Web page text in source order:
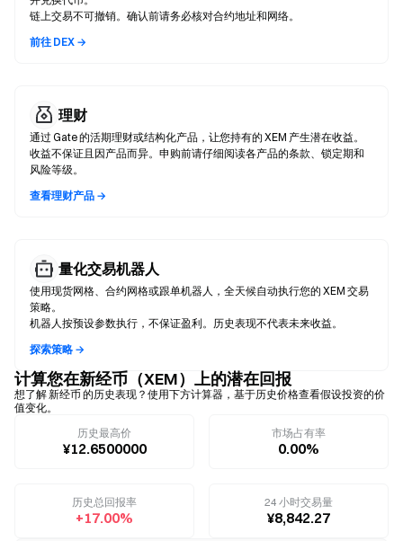
链上交易不可撤销。确认前请务必核对合约地址和网络。
前往 DEX →
理财
通过 Gate 的活期理财或结构化产品，让您持有的 XEM 产生潜在收益。
收益不保证且因产品而异。申购前请仔细阅读各产品的条款、锁定期和
风险等级。
查看理财产品 →
量化交易机器人
使用现货网格、合约网格或跟单机器人，全天候自动执行您的 XEM 交易
策略。
机器人按预设参数执行，不保证盈利。历史表现不代表未来收益。
探索策略 →
计算您在新经币（XEM）上的潜在回报
想了解 新经币 的历史表现？使用下方计算器，基于历史价格查看假设投资的价
值变化。
历史最高价
¥12.6500000
市场占有率
0.00%
历史总回报率
+17.00%
24 小时交易量
¥8,842.27